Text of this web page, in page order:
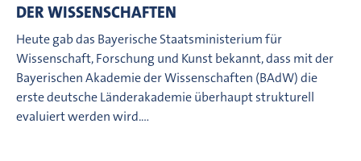
DER WISSENSCHAFTEN
Heute gab das Bayerische Staatsministerium für
Wissenschaft, Forschung und Kunst bekannt, dass mit der
Bayerischen Akademie der Wissenschaften (BAdW) die
erste deutsche Länderakademie überhaupt strukturell
evaluiert werden wird.…